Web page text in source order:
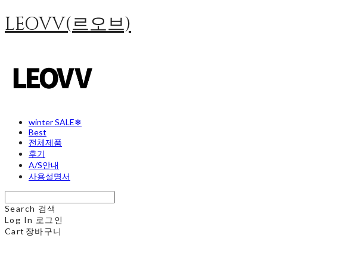
LEOVV(르오브)
winter SALE❄
Best
전체제품
후기
A/S안내
사용설명서
Search 검색
Log In 로그인
Cart 장바구니